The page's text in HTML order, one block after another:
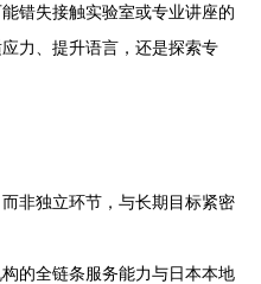
错失接触实验室或专业讲座的
力、提升语言，还是探索专
非独立环节，与长期目标紧密
的全链条服务能力与日本本地